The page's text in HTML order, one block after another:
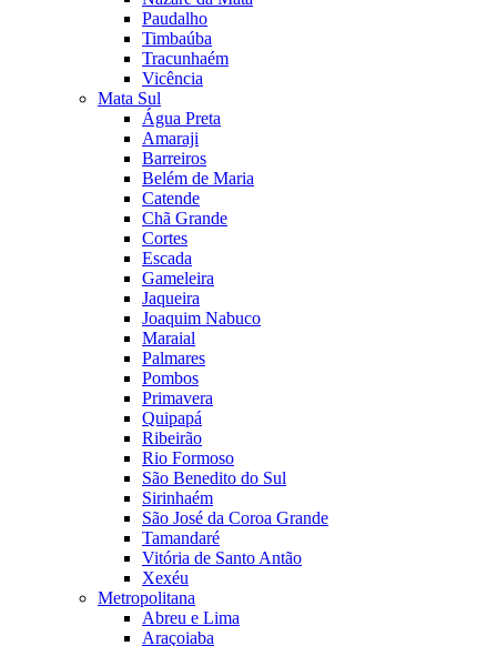
Paudalho
Timbaúba
Tracunhaém
Vicência
Mata Sul
Água Preta
Amaraji
Barreiros
Belém de Maria
Catende
Chã Grande
Cortes
Escada
Gameleira
Jaqueira
Joaquim Nabuco
Maraial
Palmares
Pombos
Primavera
Quipapá
Ribeirão
Rio Formoso
São Benedito do Sul
Sirinhaém
São José da Coroa Grande
Tamandaré
Vitória de Santo Antão
Xexéu
Metropolitana
Abreu e Lima
Araçoiaba